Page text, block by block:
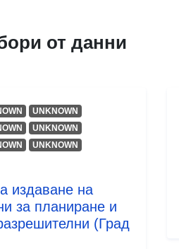
от данни
UNKNOWN
UNKNOWN
UNKNOWN
издаване на
за планиране и
(Град